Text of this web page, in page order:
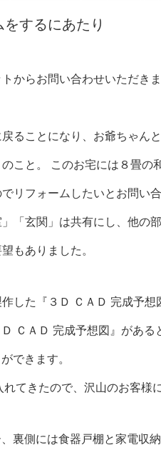
するにあたり
からお問い合わせいただき
ることになり、お爺ちゃん
こと。 このお宅には８畳の
リフォームしたいとお問い
「玄関」は共有にし、他の
もありました。
した『３Ｄ ＣＡＤ 完成予想
ＣＡＤ 完成予想図』がある
できます。
てきたので、沢山のお客様
裏側には食器戸棚と家電収